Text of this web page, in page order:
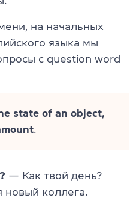
на начальных
языка мы
с question word
state of an object,
.
— Как твой день?
новый коллега.